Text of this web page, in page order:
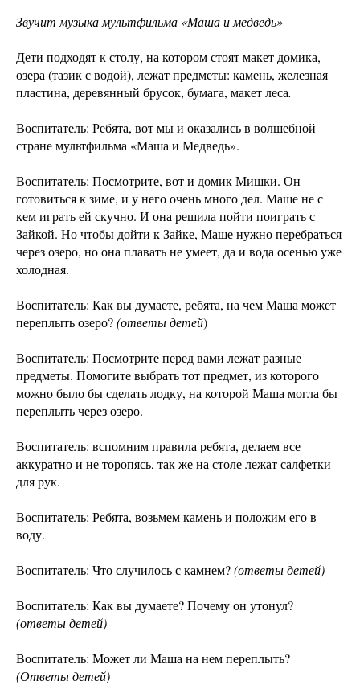
Звучит музыка мультфильма «Маша и медведь»
Дети подходят к столу, на котором стоят макет домика,
озера (тазик с водой), лежат предметы: камень, железная
пластина, деревянный брусок, бумага, макет леса.
Воспитатель: Ребята, вот мы и оказались в волшебной
стране мультфильма «Маша и Медведь».
Воспитатель: Посмотрите, вот и домик Мишки. Он
готовиться к зиме, и у него очень много дел. Маше не с
кем играть ей скучно. И она решила пойти поиграть с
Зайкой. Но чтобы дойти к Зайке, Маше нужно перебраться
через озеро, но она плавать не умеет, да и вода осенью уже
холодная.
Воспитатель: Как вы думаете, ребята, на чем Маша может
переплыть озеро?(ответы детей)
Воспитатель: Посмотрите перед вами лежат разные
предметы. Помогите выбрать тот предмет, из которого
можно было бы сделать лодку, на которой Маша могла бы
переплыть через озеро.
Воспитатель: вспомним правила ребята, делаем все
аккуратно и не торопясь, так же на столе лежат салфетки
для рук.
Воспитатель: Ребята, возьмем камень и положим его в
воду.
Воспитатель: Что случилось с камнем?(ответы детей)
Воспитатель: Как вы думаете? Почему он утонул?
(ответы детей)
Воспитатель: Может ли Маша на нем переплыть?
(Ответы детей)